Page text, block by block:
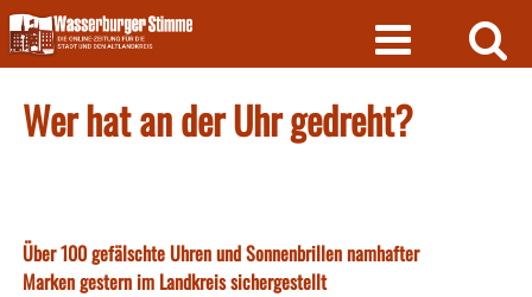
Skip
to
content
Wer hat an der Uhr gedreht?
Über 100 gefälschte Uhren und Sonnenbrillen namhafter
Marken gestern im Landkreis sichergestellt